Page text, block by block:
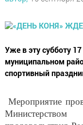
муниципальном
спортивный
продовольствия